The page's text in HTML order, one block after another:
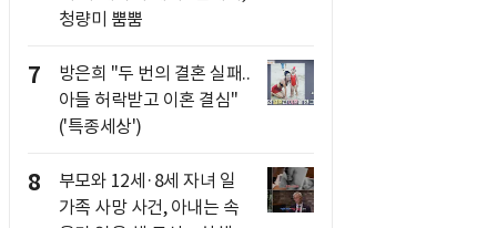
청량미 뿜뿜
7
방은희 "두 번의 결혼 실패..
아들 허락받고 이혼 결심"
('특종세상')
8
부모와 12세·8세 자녀 일
가족 사망 사건, 아내는 속